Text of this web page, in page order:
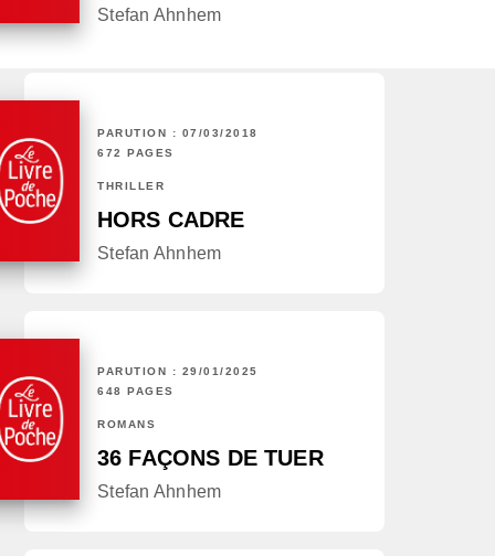
Stefan Ahnhem
PARUTION : 07/03/2018
672 PAGES
THRILLER
HORS CADRE
Stefan Ahnhem
PARUTION : 29/01/2025
648 PAGES
ROMANS
36 FAÇONS DE TUER
Stefan Ahnhem